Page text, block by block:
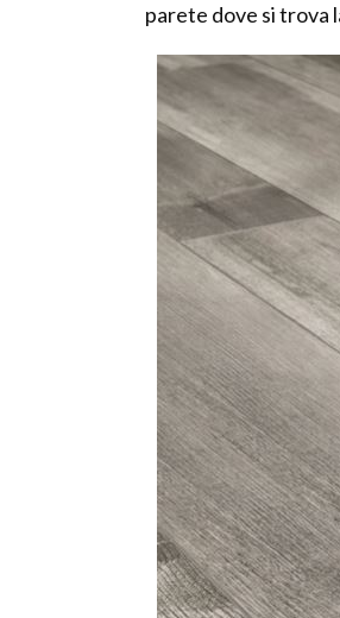
parete dove si trova